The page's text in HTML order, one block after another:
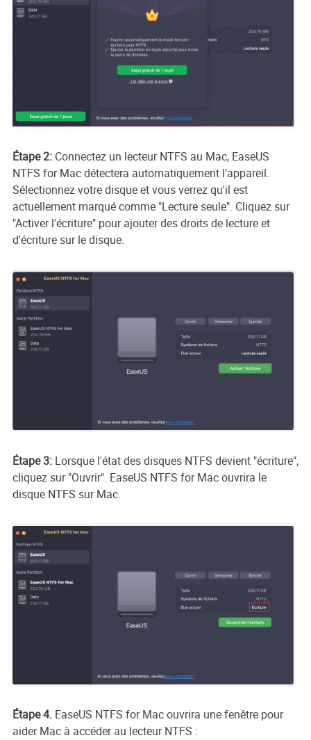
Étape 2: Connectez un lecteur NTFS au Mac, EaseUS
NTFS for Mac détectera automatiquement l'appareil.
Sélectionnez votre disque et vous verrez qu'il est
actuellement marqué comme "Lecture seule". Cliquez sur
"Activer l'écriture" pour ajouter des droits de lecture et
d'écriture sur le disque.
Étape 3:Lorsque l'état des disques NTFS devient "écriture",
cliquez sur "Ouvrir". EaseUS NTFS for Mac ouvrira le
disque NTFS sur Mac.
Étape 4.EaseUS NTFS for Mac ouvrira une fenêtre pour
aider Mac à accéder au lecteur NTFS :